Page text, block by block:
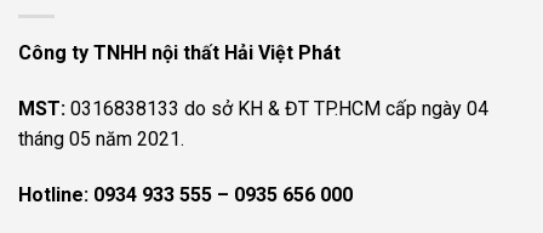
Công ty TNHH nội thất Hải Việt Phát
MST: 0316838133 do sở KH & ĐT TP.HCM cấp ngày 04
tháng 05 năm 2021.
Hotline: 0934 933 555 – 0935 656 000